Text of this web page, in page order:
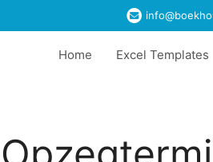
Home Excel Templates